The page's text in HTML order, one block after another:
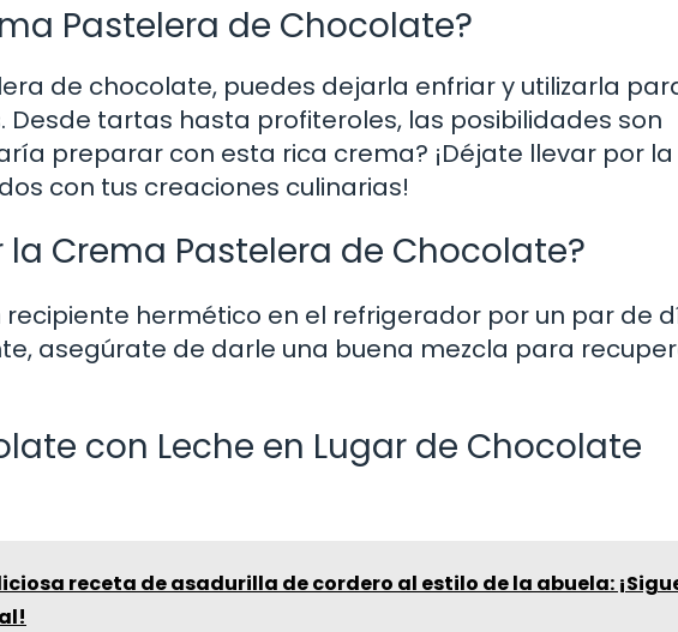
Pastelera de Chocolate?
de chocolate, puedes dejarla enfriar y utilizarla
Desde tartas hasta profiteroles, las posibilidades son
preparar con esta rica crema? ¡Déjate llevar por la
con tus creaciones culinarias!
la Crema Pastelera de Chocolate?
recipiente hermético en el refrigerador por un par de
asegúrate de darle una buena mezcla para
con Leche en Lugar de Chocolate
receta de asadurilla de cordero al estilo de la abuela: